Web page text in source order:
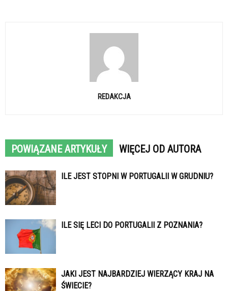
REDAKCJA
POWIĄZANE ARTYKUŁY WIĘCEJ OD AUTORA
ILE JEST STOPNI W PORTUGALII W GRUDNIU?
ILE SIĘ LECI DO PORTUGALII Z POZNANIA?
JAKI JEST NAJBARDZIEJ WIERZĄCY KRAJ NA
ŚWIECIE?